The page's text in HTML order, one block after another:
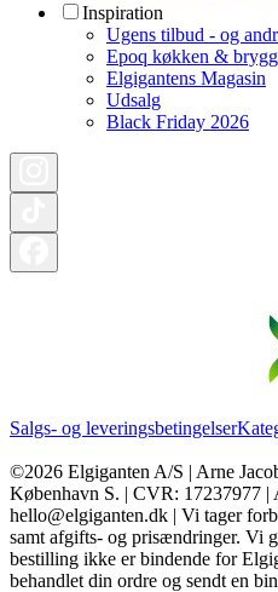
Inspiration
Ugens tilbud - og
Epoq køkken &
Elgigantens Magasin
Udsalg
Black Friday 2026
Salgs- og leveringsbetingelser
©2026 Elgiganten A/S | Arne
København S. | CVR: 17237977 |
hello@elgiganten.dk | Vi tager
samt afgifts- og prisændringer. Vi
bestilling ikke er bindende for
behandlet din ordre og sendt en